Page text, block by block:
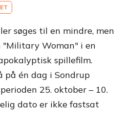
søges til en mindre, men
Woman" i en
spillefilm.
på én dag i Sondrup
25. oktober – 10.
dato er ikke fastsat